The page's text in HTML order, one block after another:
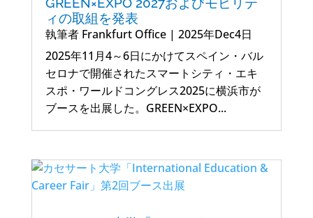
ィの取組を発表
執筆者 Frankfurt Office| 2025年Dec4日
2025年11月4～6日にかけてスペイン・バル
セロナで開催されたスマートシティ・エキ
スポ・ワールドコングレス2025に横浜市が
ブースを出展した。GREEN×EXPO...